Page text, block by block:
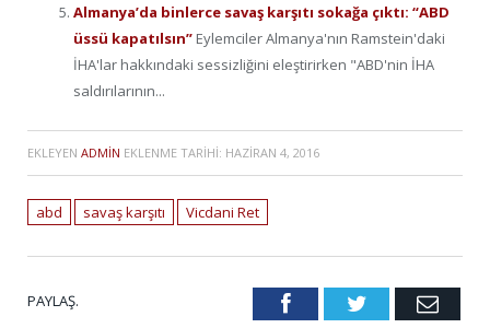
Almanya’da binlerce savaş karşıtı sokağa çıktı: “ABD
üssü kapatılsın” Eylemciler Almanya'nın Ramstein'daki
İHA'lar hakkındaki sessizliğini eleştirirken "ABD'nin İHA
saldırılarının...
EKLEYEN ADMIN EKLENME TARIHI: HAZIRAN 4, 2016
abd savaş karşıtı Vicdani Ret
PAYLAŞ. FacebookTwitter Email